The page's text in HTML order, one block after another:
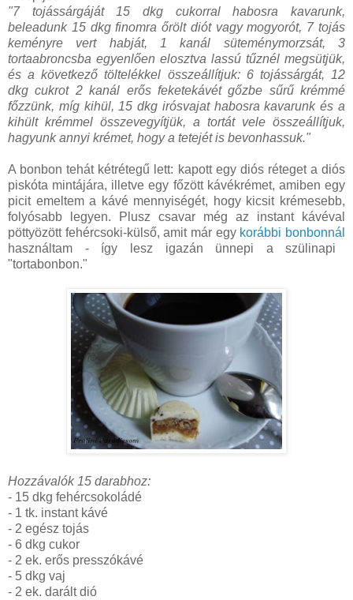
"7 tojássárgáját 15 dkg cukorral habosra kavarunk,
beleadunk 15 dkg finomra őrölt diót vagy mogyorót, 7 tojás
keményre vert habját, 1 kanál süteménymorzsát, 3
tortaabroncsba egyenlően elosztva lassú tűznél megsütjük,
és a következő töltelékkel összeállítjuk: 6 tojássárgát, 12
dkg cukrot 2 kanál erős feketekávét gőzbe sűrű krémmé
főzzünk, míg kihül, 15 dkg irósvajat habosra kavarunk és a
kihült krémmel összevegyítjük, a tortát vele összeállítjuk,
hagyunk annyi krémet, hogy a tetejét is bevonhassuk."
A bonbon tehát kétrétegű lett: kapott egy diós réteget a diós
piskóta mintájára, illetve egy főzött kávékrémet, amiben egy
picit emeltem a kávé mennyiségét, hogy kicsit krémesebb,
folyósabb legyen. Plusz csavar még az instant kávéval
pöttyözött fehércsoki-külső, amit már egy korábbi bonbonnál
használtam - így lesz igazán ünnepi a szülinapi
"tortabonbon."
Hozzávalók 15 darabhoz:
- 15 dkg fehércsokoládé
- 1 tk. instant kávé
- 2 egész tojás
- 6 dkg cukor
- 2 ek. erős presszókávé
- 5 dkg vaj
- 2 ek. darált dió